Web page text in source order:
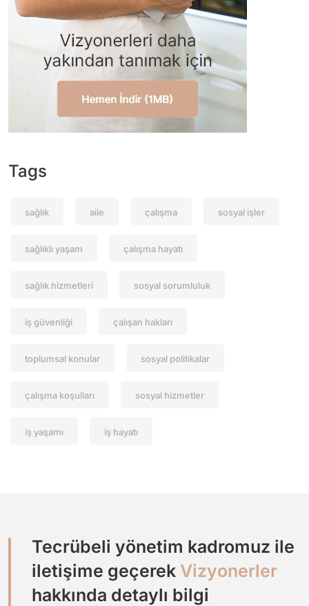
Tags
sağlık aile çalışma sosyal işler
sağlıklı yaşam çalışma hayatı
sağlık hizmetleri sosyal sorumluluk
iş güvenliği çalışan hakları
toplumsal konular sosyal politikalar
çalışma koşulları sosyal hizmetler
iş yaşamı iş hayatı
Tecrübeli yönetim kadromuz ile
iletişime geçerek Vizyonerler
hakkında detaylı bilgi